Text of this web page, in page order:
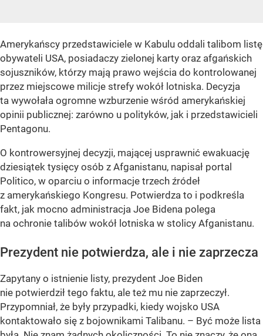
Amerykańscy przedstawiciele w Kabulu oddali talibom listę
obywateli USA, posiadaczy zielonej karty oraz afgańskich
sojuszników, którzy mają prawo wejścia do kontrolowanej
przez miejscowe milicje strefy wokół lotniska. Decyzja
ta wywołała ogromne wzburzenie wśród amerykańskiej
opinii publicznej: zarówno u polityków, jak i przedstawicieli
Pentagonu.
O kontrowersyjnej decyzji, mającej usprawnić ewakuację
dziesiątek tysięcy osób z Afganistanu, napisał portal
Politico, w oparciu o informacje trzech źródeł
z amerykańskiego Kongresu. Potwierdza to i podkreśla
fakt, jak mocno administracja Joe Bidena polega
na ochronie talibów wokół lotniska w stolicy Afganistanu.
Prezydent nie potwierdza, ale i nie zaprzecza
Zapytany o istnienie listy, prezydent Joe Biden
nie potwierdził tego faktu, ale też mu nie zaprzeczył.
Przypomniał, że były przypadki, kiedy wojsko USA
kontaktowało się z bojownikami Talibanu. – Być może lista